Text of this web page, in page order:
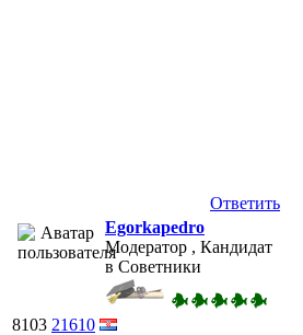
Ответить
Egorkapedro
Модератор , Кандидат
в Советники
8103 21610